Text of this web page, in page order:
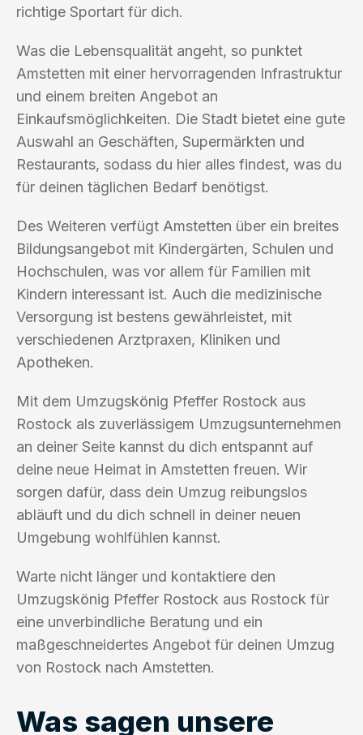
richtige Sportart für dich.
Was die Lebensqualität angeht, so punktet
Amstetten mit einer hervorragenden Infrastruktur
und einem breiten Angebot an
Einkaufsmöglichkeiten. Die Stadt bietet eine gute
Auswahl an Geschäften, Supermärkten und
Restaurants, sodass du hier alles findest, was du
für deinen täglichen Bedarf benötigst.
Des Weiteren verfügt Amstetten über ein breites
Bildungsangebot mit Kindergärten, Schulen und
Hochschulen, was vor allem für Familien mit
Kindern interessant ist. Auch die medizinische
Versorgung ist bestens gewährleistet, mit
verschiedenen Arztpraxen, Kliniken und
Apotheken.
Mit dem Umzugskönig Pfeffer Rostock aus
Rostock als zuverlässigem Umzugsunternehmen
an deiner Seite kannst du dich entspannt auf
deine neue Heimat in Amstetten freuen. Wir
sorgen dafür, dass dein Umzug reibungslos
abläuft und du dich schnell in deiner neuen
Umgebung wohlfühlen kannst.
Warte nicht länger und kontaktiere den
Umzugskönig Pfeffer Rostock aus Rostock für
eine unverbindliche Beratung und ein
maßgeschneidertes Angebot für deinen Umzug
von Rostock nach Amstetten.
Was sagen unsere